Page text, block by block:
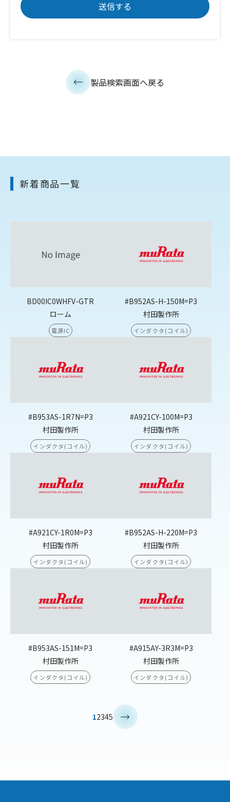
製品検索画面へ戻る
新着商品一覧
BD00IC0WHFV-GTR
ローム
電源IC
#B952AS-H-150M=P3
村田製作所
インダクタ(コイル)
#B953AS-1R7N=P3
村田製作所
インダクタ(コイル)
#A921CY-100M=P3
村田製作所
インダクタ(コイル)
#A921CY-1R0M=P3
村田製作所
インダクタ(コイル)
#B952AS-H-220M=P3
村田製作所
インダクタ(コイル)
#B953AS-151M=P3
村田製作所
インダクタ(コイル)
#A915AY-3R3M=P3
村田製作所
インダクタ(コイル)
12345